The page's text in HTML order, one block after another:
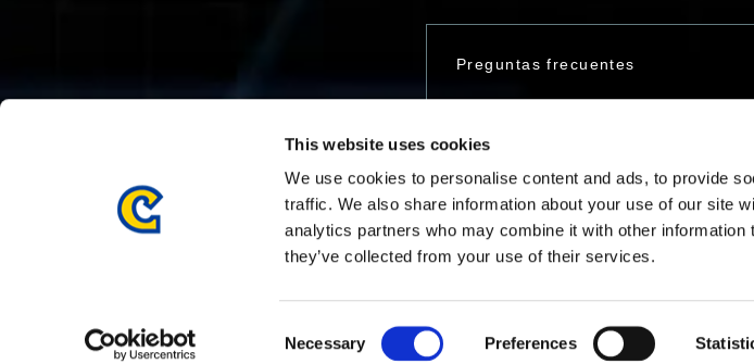
This website uses cookies
We use cookies to personalise content and ads, to provide
traffic. We also share information about your use of our site
analytics partners who may combine it with other information
they’ve collected from your use of their services.
Selection
Necessary Preferences
Preguntas frecuentes